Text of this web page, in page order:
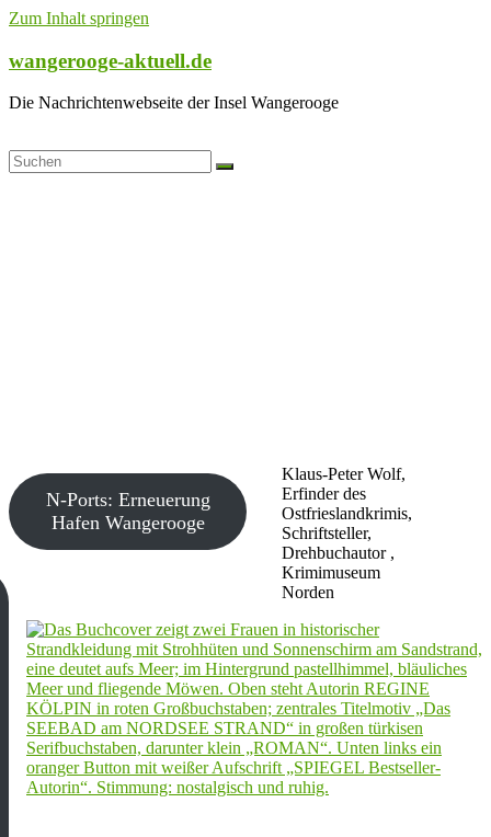
Zum Inhalt springen
wangerooge-aktuell.de
Die Nachrichtenwebseite der Insel Wangerooge
Klaus-Peter Wolf,
Erfinder des
Ostfrieslandkrimis,
Schriftsteller,
Drehbuchautor ,
Krimimuseum
Norden
N-Ports: Erneuerung
Hafen Wangerooge